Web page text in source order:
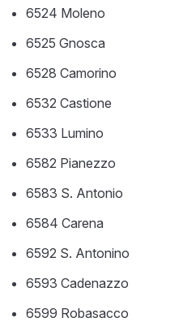
6524 Moleno
6525 Gnosca
6528 Camorino
6532 Castione
6533 Lumino
6582 Pianezzo
6583 S. Antonio
6584 Carena
6592 S. Antonino
6593 Cadenazzo
6599 Robasacco